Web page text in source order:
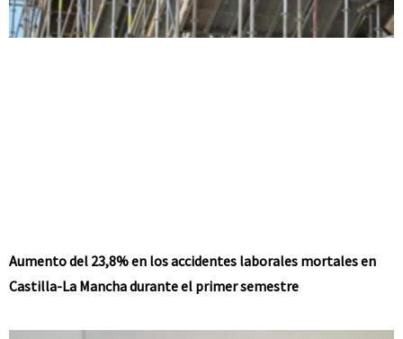
Aumento del 23,8% en los accidentes laborales mortales en
Castilla-La Mancha durante el primer semestre